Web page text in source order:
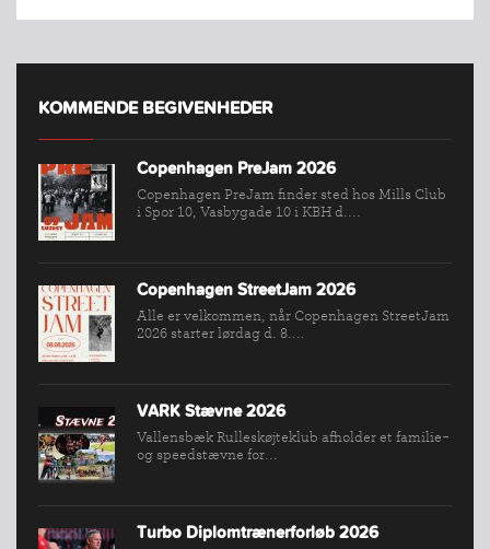
KOMMENDE BEGIVENHEDER
Copenhagen PreJam 2026
Copenhagen PreJam finder sted hos Mills Club
i Spor 10, Vasbygade 10 i KBH d....
Copenhagen StreetJam 2026
Alle er velkommen, når Copenhagen StreetJam
2026 starter lørdag d. 8....
VARK Stævne 2026
Vallensbæk Rulleskøjteklub afholder et familie-
og speedstævne for...
Turbo Diplomtrænerforløb 2026